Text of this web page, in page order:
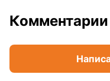
Комментарии